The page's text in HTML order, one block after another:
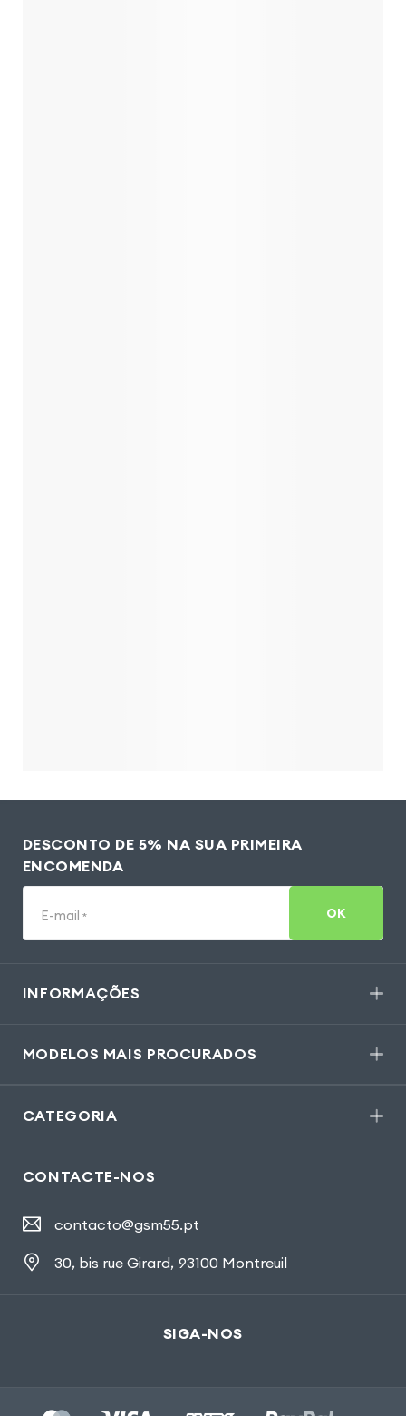
DESCONTO DE 5% NA SUA PRIMEIRA
ENCOMENDA
E-mail * OK
INFORMAÇÕES
MODELOS MAIS PROCURADOS
CATEGORIA
CONTACTE-NOS
contacto@gsm55.pt
30, bis rue Girard, 93100 Montreuil
SIGA-NOS